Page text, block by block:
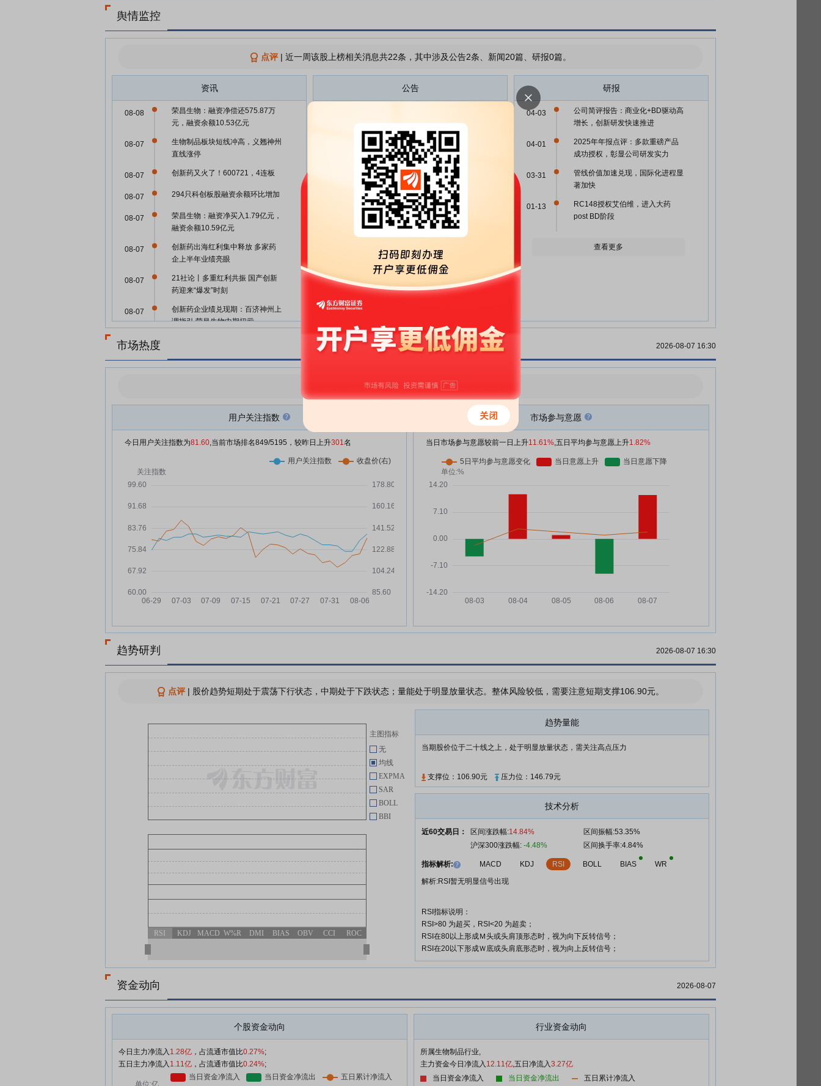
舆情监控
点评| 近一周该股上榜相关消息共22条，其中涉及公告2条、新闻20篇、研报0篇。
资讯
荣昌生物：融资净偿还575.87万
元，融资余额10.53亿元
08-08
生物制品板块短线冲高，义翘神州
直线涨停
08-07
创新药又火了！600721，4连板
08-07
294只科创板股融资余额环比增加
08-07
荣昌生物：融资净买入1.79亿元，
融资余额10.59亿元
08-07
创新药出海红利集中释放 多家药
企上半年业绩亮眼
08-07
21社论丨多重红利共振 国产创新
药迎来“爆发”时刻
08-07
创新药企业绩兑现期：百济神州上
调指引 荣昌生物中期扭亏
08-07
08-06
百济神州、信达生物、荣昌生物同
8月6日早盘创新药概念走势活跃
百花医药斩获3连板
08-06
板
08-06
小K播早报|闪迪、西部数据公布第
08-06
元，融资余额8.8亿元
新华财经早报：8月6日
08-06
08-06
药企业绩齐爆发
“报喜”：爆款产品加速放量 行业走
到业绩兑现关口
08-05
科创板晚报|长鑫拒绝苹果压价 宇
荣昌生物：预计2026年上半年盈
利47亿元 同比扭亏
查看更多
公告
有限公司2026年半年度业绩预告
的自愿性披露公告
荣昌生物:荣昌生物关于2026年第
一次以集中竞价交易方式回购公司
股份的进展公告
荣昌生物:荣昌生物关于2026年第
一次以集中竞价交易方式首次回购
公司股份的公告
一次回购股份事项前十名股东和前
十名无限售条件股东持股情况的公
荣昌生物:荣昌生物关于2026年第
07-20
荣昌生物:荣昌生物第三届董事会
第二次会议决议公告
07-20
一次以集中竞价交易方式回购公司
股份的回购报告书
公司关于荣昌生物制药(烟台)股份
有限公司限售股份上市流通事项的
06-23
限售股份上市流通公告
荣昌生物:荣昌生物关于公司董事
会完成换届选举暨聘任高级管理人
荣昌生物:荣昌生物关于选举第三
06-17
荣昌生物:北京市金杜律师事务所
见书
06-17
泰它西普治疗IgA肾病适应症的附
条件上市申请获得批准的公告
06-09
泰它西普治疗干燥综合征(干燥病)
适应症的上市申请获得批准的公告
荣昌生物:荣昌生物2025年年度股
荣昌生物:H股公告(须予披露交易
购买理财产品)
06-02
荣昌生物:H股公告(须予披露交易
05-27
荣昌生物:H股公告(须予披露交易)
研报
公司简评报告：商业化+BD驱动高
增长，创新研发快速推进
04-03
2025年年报点评：多款重磅产品
成功授权，彰显公司研发实力
04-01
管线价值加速兑现，国际化进程显
著加快
03-31
RC148授权艾伯维，进入大药
post BD阶段
01-13
查看更多
市场热度 2026-08-07 16:30
今日用户关注度有所上升，参与意愿有所增强
市场参与意愿
当日市场参与意愿较前一日上升11.61%,五日平均参与意愿上升1.82%
用户关注指数
今日用户关注指数为81.60,当前市场排名849/5195，较昨日上升301名
趋势研判 2026-08-07 16:30
点评| 股价趋势短期处于震荡下行状态，中期处于下跌状态；量能处于明显放量状态。整体风险较低，需要注意短期支撑106.90元。
趋势量能
当期股价位于二十线之上，处于明显放量状态，需关注高点压力
支撑位：106.90元 压力位：146.79元
技术分析
近60交易日： 区间涨跌幅:14.84%
区间振幅:53.35%
沪深300涨跌幅: -4.48% 区间换手率:4.84%
指标解析: MACD KDJ RSI BOLL BIAS
WR
解析:RSI暂无明显信号出现
RSI指标说明：
RSI>80 为超买，RSI<20 为超卖；
RSI在80以上形成Ｍ头或头肩顶形态时，视为向下反转信号；
RSI在20以下形成Ｗ底或头肩底形态时，视为向上反转信号；
主图指标
无
均线
EXPMA
SAR
BOLL
BBI
RSI KDJ MACD W%R DMI BIAS OBV CCI ROC
资金动向 2026-08-07
个股资金动向
今日主力净流入 1.28亿 ，占流通市值比0.27%;
五日主力净流入 1.11亿 ，占流通市值比0.24%;
行业资金动向
所属生物制品行业,
主力资金今日净流入 12.11亿,五日净流入3.27亿
当日资金净流入
当日资金净流出 五日累计净流入